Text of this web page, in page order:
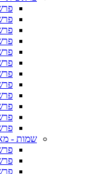
שמות -